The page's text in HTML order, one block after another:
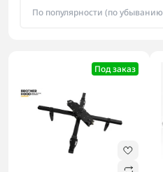
Под заказ